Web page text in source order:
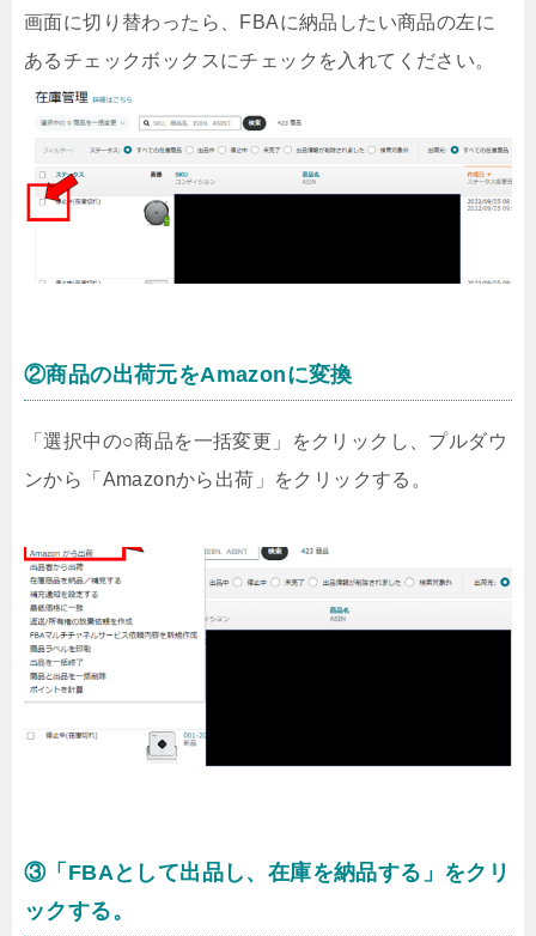
画面に切り替わったら、FBAに納品したい商品の左に
あるチェックボックスにチェックを入れてください。
②商品の出荷元をAmazonに変換
「選択中の○商品を一括変更」をクリックし、プルダウ
ンから「Amazonから出荷」をクリックする。
③「FBAとして出品し、在庫を納品する」をクリ
ックする。